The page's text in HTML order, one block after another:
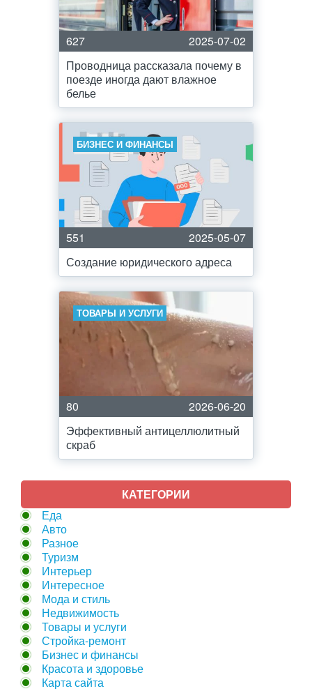
627
2025-07-02
Проводница рассказала почему в
поезде иногда дают влажное
белье
БИЗНЕС И ФИНАНСЫ
551
2025-05-07
Создание юридического адреса
ТОВАРЫ И УСЛУГИ
80
2026-06-20
Эффективный антицеллюлитный
скраб
КАТЕГОРИИ
Еда
Авто
Разное
Туризм
Интерьер
Интересное
Мода и стиль
Недвижимость
Товары и услуги
Стройка-ремонт
Бизнес и финансы
Красота и здоровье
Карта сайта